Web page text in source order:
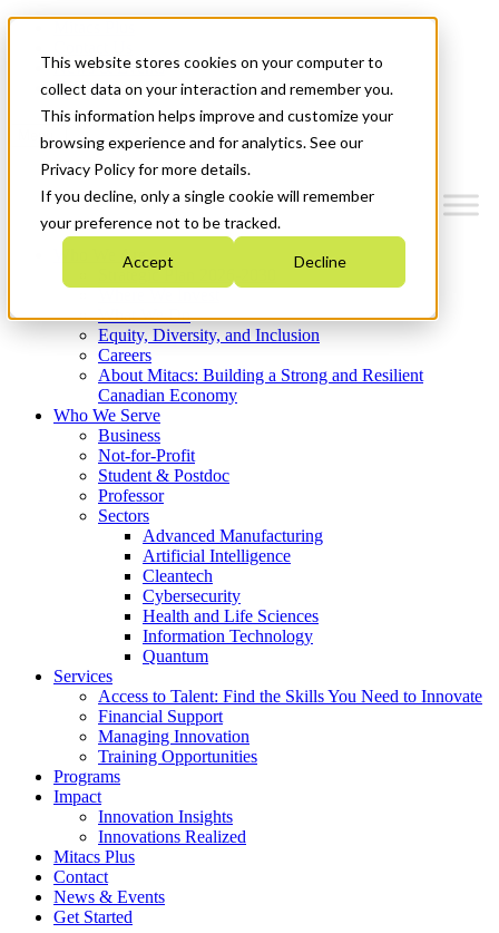
This website stores cookies on your computer to
collect data on your interaction and remember you.
This information helps improve and customize your
browsing experience and for analytics. See our
Privacy Policy for more details.
If you decline, only a single cookie will remember
your preference not to be tracked.
Accept Decline
News & Events
Get Started
Menu
Who We Are
Strategic Plan 2026-2030
What We Do
Equity, Diversity, and Inclusion
Careers
About Mitacs: Building a Strong and Resilient
Canadian Economy
Who We Serve
Business
Not-for-Profit
Student & Postdoc
Professor
Sectors
Advanced Manufacturing
Artificial Intelligence
Cleantech
Cybersecurity
Health and Life Sciences
Information Technology
Quantum
Services
Access to Talent: Find the Skills You Need to Innovate
Financial Support
Managing Innovation
Training Opportunities
Programs
Impact
Innovation Insights
Innovations Realized
Mitacs Plus
Contact
News & Events
Get Started